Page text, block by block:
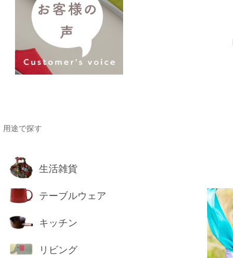
用途で探す
生活雑貨
テーブルウェア
キッチン
リビング